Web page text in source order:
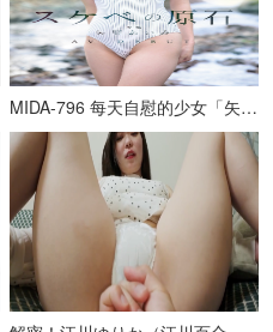
MIDA-796 每天自慰的少女「矢野あいみ（矢野爱美）」出道爆发！情色原石挑战最敏感极限